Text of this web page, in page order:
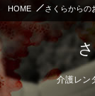
HOME さくらからの
介護レン